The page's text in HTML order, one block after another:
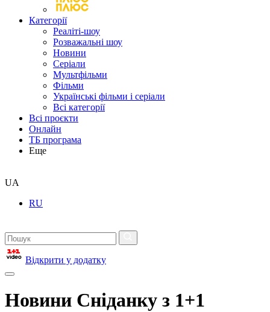
Категорії
Реаліті-шоу
Розважальні шоу
Новини
Серіали
Мультфільми
Фільми
Українські фільми і серіали
Всі категорії
Всі проєкти
Онлайн
ТБ програма
Еще
UA
RU
Відкрити у додатку
Новини Сніданку з 1+1